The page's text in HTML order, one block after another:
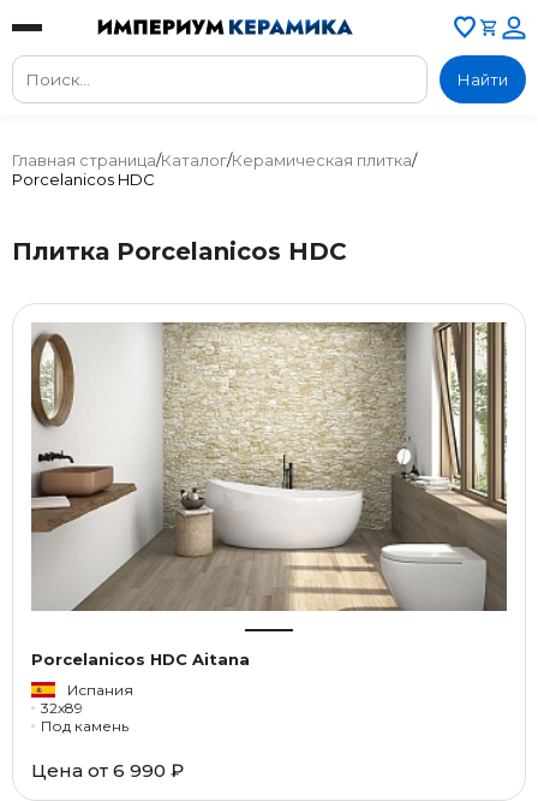
Найти
Главная страница/Каталог/Керамическая плитка/
Porcelanicos HDC
Плитка Porcelanicos HDC
Porcelanicos HDC Aitana
Испания
32x89
Под камень
Цена от 6 990 ₽